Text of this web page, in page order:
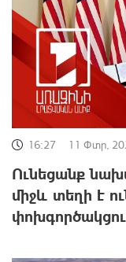
16:27 11 Փտր,
Ունեցանք
միջև տեղի է